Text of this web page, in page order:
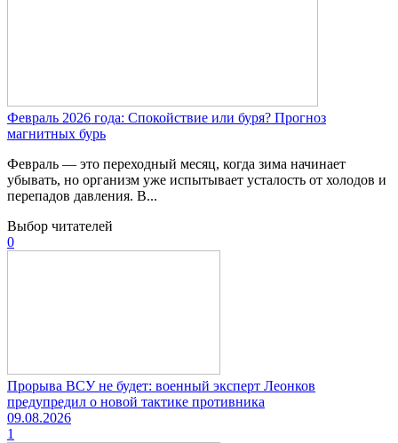
Февраль 2026 года: Спокойствие или буря? Прогноз
магнитных бурь
Февраль — это переходный месяц, когда зима начинает
убывать, но организм уже испытывает усталость от холодов и
перепадов давления. В...
Выбор читателей
0
Прорыва ВСУ не будет: военный эксперт Леонков
предупредил о новой тактике противника
09.08.2026
1